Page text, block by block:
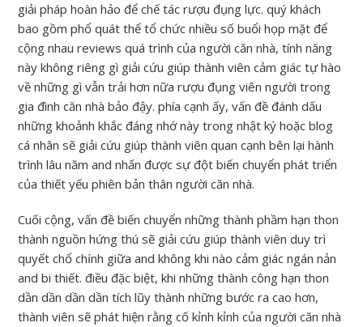
giải pháp hoàn hảo để chế tác rượu đụng lực. quý khách
bao gồm phổ quát thể tổ chức nhiều số buổi họp mặt để
cộng nhau reviews quá trình của người căn nhà, tính năng
này không riêng gì giải cứu giúp thành viên cảm giác tự hào
về những gì vẫn trải hơn nữa rượu đụng viên người trong
gia đình căn nhà bảo đậy. phía cạnh ấy, vấn đề đánh dấu
những khoảnh khắc đáng nhớ này trong nhật ký hoặc blog
cá nhân sẽ giải cứu giúp thành viên quan cạnh bên lại hành
trình lâu năm and nhấn được sự đột biến chuyển phát triển
của thiết yếu phiên bản thân người căn nhà.
Cuối cộng, vấn đề biến chuyển những thành phầm hạn thon
thành nguồn hứng thú sẽ giải cứu giúp thành viên duy trì
quyết chổ chính giữa and không khi nào cảm giác ngán nản
and bi thiết. điều đặc biệt, khi những thành công hạn thon
dần dần dần dần tích lũy thành những bước ra cao hơn,
thành viên sẽ phát hiện rằng cố kỉnh kỉnh của người căn nhà